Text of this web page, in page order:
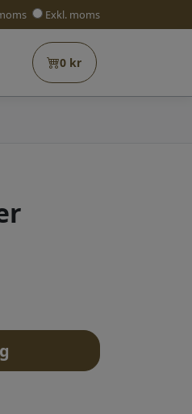
Exkl. moms
0 kr